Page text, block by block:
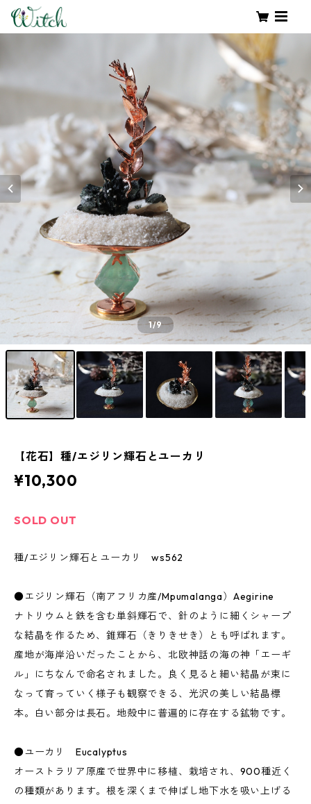
1/9
【花石】種/エジリン輝石とユーカリ
¥10,300
SOLD OUT
種/エジリン輝石とユーカリ ws562
●エジリン輝石（南アフリカ産/Mpumalanga）Aegirine
ナトリウムと鉄を含む単斜輝石で、針のように細くシャープ
な結晶を作るため、錐輝石（きりきせき）とも呼ばれます。
産地が海岸沿いだったことから、北欧神話の海の神「エーギ
ル」にちなんで命名されました。良く見ると細い結晶が束に
なって育っていく様子も観察できる、光沢の美しい結晶標
本。白い部分は長石。地殻中に普遍的に存在する鉱物です。
●ユーカリ Eucalyptus
オーストラリア原産で世界中に移植、栽培され、900種近く
の種類があります。根を深くまで伸ばし地下水を吸い上げる